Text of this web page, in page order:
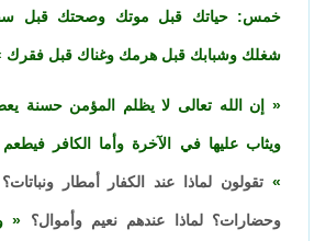
خمس: حياتك قبل موتك وصحتك قبل
شغلك وشبابك قبل هرمك وغناك قبل فقرك
إن الله تعالى لا يظلم المؤمن حسنة
ويثاب عليها في الآخرة وأما الكافر فيطعم
تقولون لماذا عند الكفار أمطار
وحضارات؟ لماذا عندهم نعيم وأموال؟